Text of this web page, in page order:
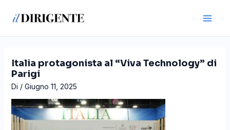
Italia protagonista al “Viva Technology” di
Parigi
Di / Giugno 11, 2025
articoli